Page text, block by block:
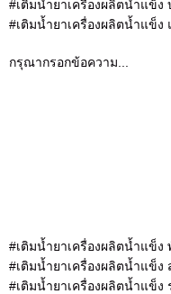
#เติมน้ำยาเครื่องผลิตน้ำแข็ง
#เติมน้ำยาเครื่องผลิตน้ำแข็
กรุณากรอกข้อความ...
#เติมน้ำยาเครื่องผลิตน้ำแข็
#เติมน้ำยาเครื่องผลิตน้ำแข็
#เติมน้ำยาเครื่องผลิตน้ำแข็